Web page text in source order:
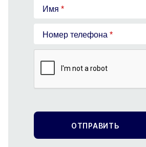
Имя *
Номер телефона *